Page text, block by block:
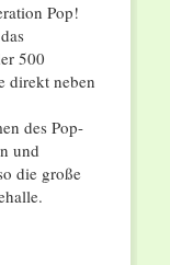
Pop!
500
direkt neben
des Pop-
und
die große